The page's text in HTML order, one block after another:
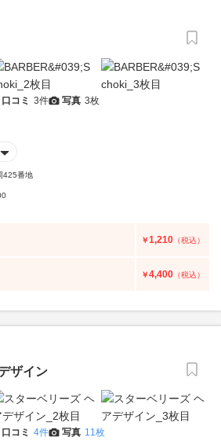
口コミ 3件 写真 3枚
425番地
￥1,210 （税込）
￥4,400 （税込）
ザイン
口コミ 4件 写真 11枚